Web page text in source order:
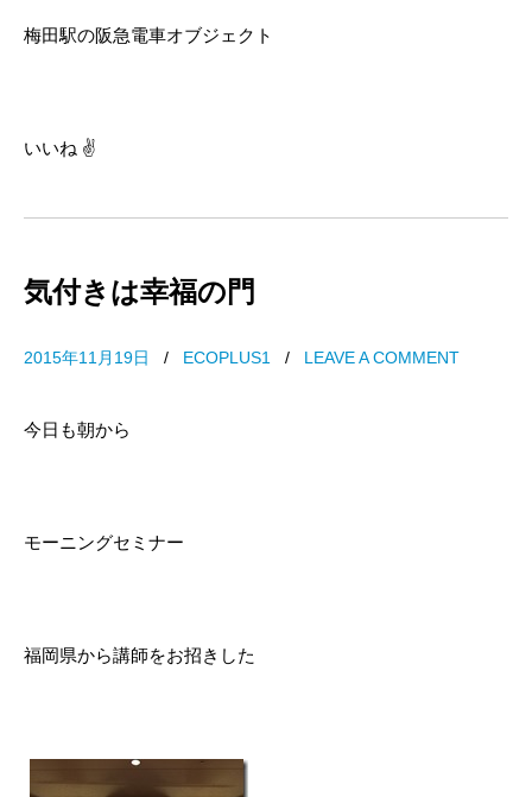
梅田駅の阪急電車オブジェクト
いいね ✌
気付きは幸福の門
2015年11月19日 / ECOPLUS1 / LEAVE A COMMENT
今日も朝から
モーニングセミナー
福岡県から講師をお招きした